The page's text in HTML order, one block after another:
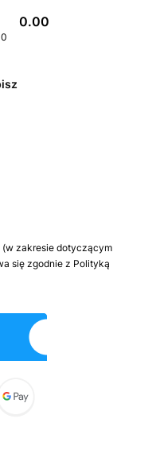
0.00
(w zakresie dotyczącym
się zgodnie z Polityką